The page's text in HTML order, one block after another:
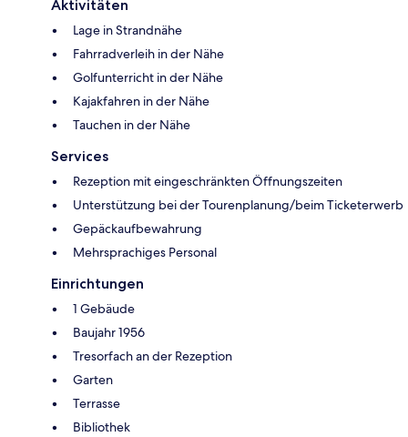
Aktivitäten
Lage in Strandnähe
Fahrradverleih in der Nähe
Golfunterricht in der Nähe
Kajakfahren in der Nähe
Tauchen in der Nähe
Services
Rezeption mit eingeschränkten Öffnungszeiten
Unterstützung bei der Tourenplanung/beim Ticketerwerb
Gepäckaufbewahrung
Mehrsprachiges Personal
Einrichtungen
1 Gebäude
Baujahr 1956
Tresorfach an der Rezeption
Garten
Terrasse
Bibliothek